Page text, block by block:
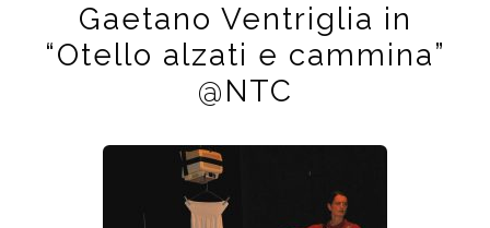
Gaetano Ventriglia in
“Otello alzati e cammina”
@NTC